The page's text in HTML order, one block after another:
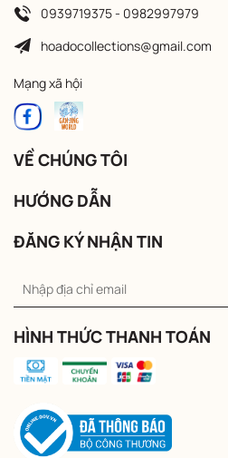
0939719375 - 0982997979
hoadocollections@gmail.com
Mạng xã hội
VỀ CHÚNG TÔI
HƯỚNG DẪN
ĐĂNG KÝ NHẬN TIN
HÌNH THỨC THANH TOÁN